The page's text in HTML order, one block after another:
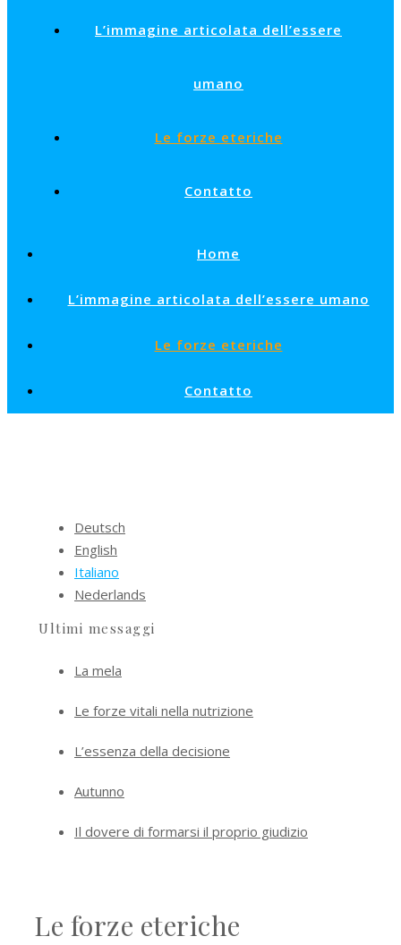
L’immagine articolata dell’essere
umano
Le forze eteriche
Contatto
Home
L’immagine articolata dell’essere umano
Le forze eteriche
Contatto
Deutsch
English
Italiano
Nederlands
Ultimi messaggi
La mela
Le forze vitali nella nutrizione
L’essenza della decisione
Autunno
Il dovere di formarsi il proprio giudizio
Le forze eteriche